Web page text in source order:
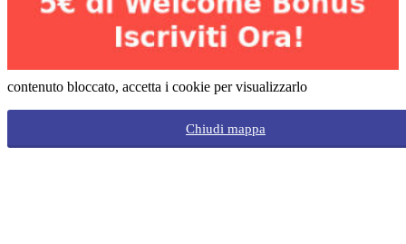
contenuto bloccato, accetta i cookie per visualizzarlo
Chiudi mappa